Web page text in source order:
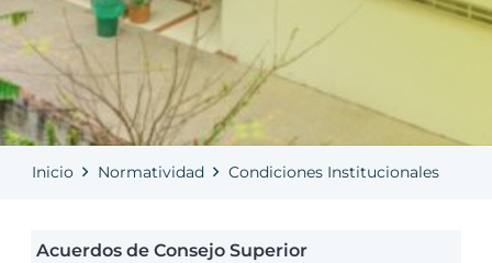
Inicio Normatividad Condiciones Institucionales
Acuerdos de Consejo Superior